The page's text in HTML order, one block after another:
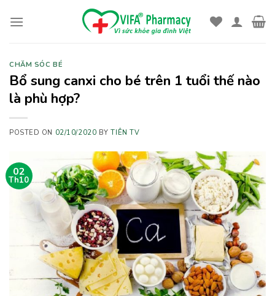
CHĂM SÓC BÉ
Bổ sung canxi cho bé trên 1 tuổi thế nào
là phù hợp?
POSTED ON 02/10/2020 BYTIÊN TV
02
Th10